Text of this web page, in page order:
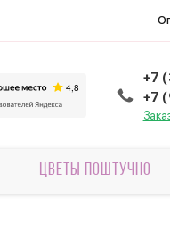
+7
+7
ЦВЕТЫ ПОШТУЧНО